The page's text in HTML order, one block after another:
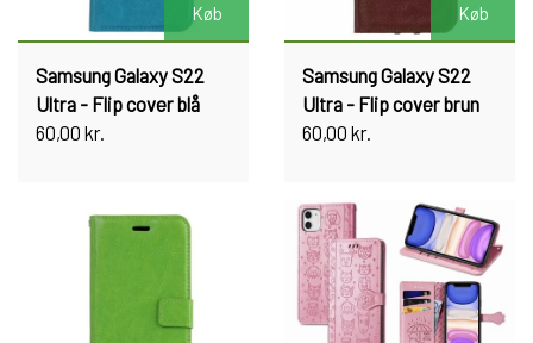
Køb
Samsung Galaxy S22
Ultra - Flip cover blå
60,00 kr.
Køb
Samsung Galaxy S22
Ultra - Flip cover brun
60,00 kr.